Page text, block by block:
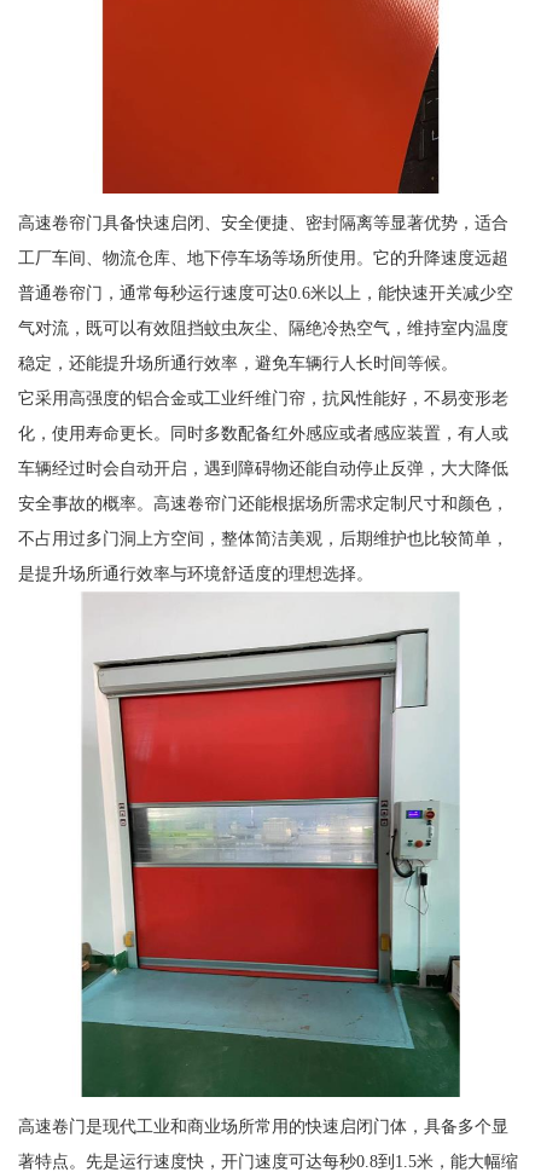
高速卷帘门具备快速启闭、安全便捷、密封隔离等显著优势，适合
工厂车间、物流仓库、地下停车场等场所使用。它的升降速度远超
普通卷帘门，通常每秒运行速度可达0.6米以上，能快速开关减少空
气对流，既可以有效阻挡蚊虫灰尘、隔绝冷热空气，维持室内温度
稳定，还能提升场所通行效率，避免车辆行人长时间等候。
它采用高强度的铝合金或工业纤维门帘，抗风性能好，不易变形老
化，使用寿命更长。同时多数配备红外感应或者感应装置，有人或
车辆经过时会自动开启，遇到障碍物还能自动停止反弹，大大降低
安全事故的概率。高速卷帘门还能根据场所需求定制尺寸和颜色，
不占用过多门洞上方空间，整体简洁美观，后期维护也比较简单，
是提升场所通行效率与环境舒适度的理想选择。
高速卷门是现代工业和商业场所常用的快速启闭门体，具备多个显
著特点。先是运行速度快，开门速度可达每秒0.8到1.5米，能大幅缩